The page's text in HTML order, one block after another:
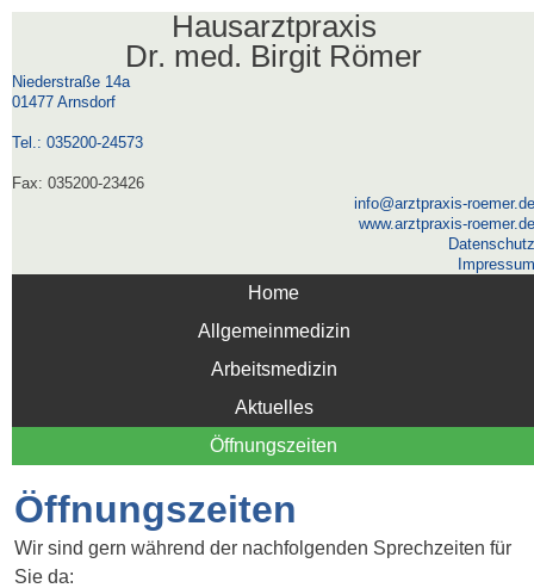
Hausarztpraxis
Dr. med. Birgit Römer
Niederstraße 14a
01477 Arnsdorf
Tel.: 035200-24573
Fax: 035200-23426
info@arztpraxis-
www.arztpraxis-
Home
Allgemeinmedizin
Arbeitsmedizin
Aktuelles
Öffnungszeiten
Öffnungszeiten
Wir sind gern während der nachfolgenden Sprechzeiten für
Sie da: